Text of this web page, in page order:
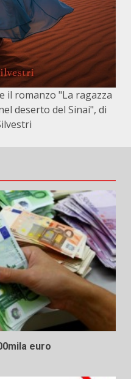
il romanzo "La ragazza
deserto del Sinai", di
euro